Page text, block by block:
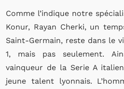
Comme l’indique notre
Konur, Rayan Cherki, un
Saint-Germain, reste dans le
1, mais pas seulement.
vainqueur de la Serie A
jeune talent lyonnais.